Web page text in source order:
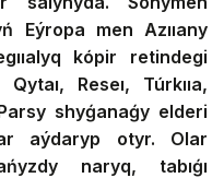
Eýropa men Azııany
kópir retindegi
Reseı, Túrkııa,
shyǵanaǵy elderi
aýdaryp otyr. Olar
naryq, tabıǵı